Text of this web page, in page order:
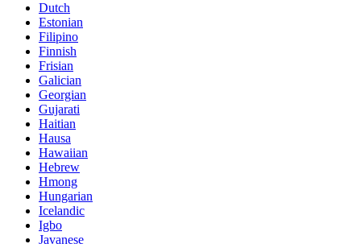
Dutch
Estonian
Filipino
Finnish
Frisian
Galician
Georgian
Gujarati
Haitian
Hausa
Hawaiian
Hebrew
Hmong
Hungarian
Icelandic
Igbo
Javanese